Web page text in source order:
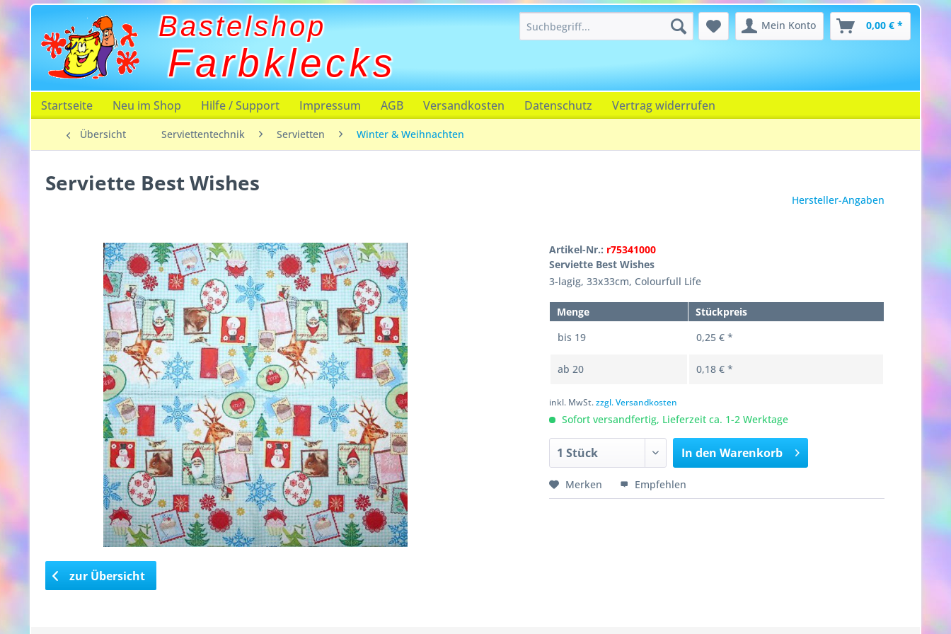
Bastelshop
Farbklecks
Mein Konto 0,00 € *
Startseite Neu im Shop Hilfe / Support Impressum AGB Versandkosten Datenschutz Vertrag widerrufen
Übersicht Serviettentechnik Servietten Winter & Weihnachten
Serviette Best Wishes
Hersteller-Angaben
Artikel-Nr.: r75341000
Serviette Best Wishes
3-lagig, 33x33cm, Colourfull Life
Menge
Stückpreis
bis 19 0,25 € *
ab 20 0,18 € *
inkl. MwSt.zzgl. Versandkosten
Sofort versandfertig, Lieferzeit ca. 1-2 Werktage
In den Warenkorb
Merken Empfehlen
zur Übersicht